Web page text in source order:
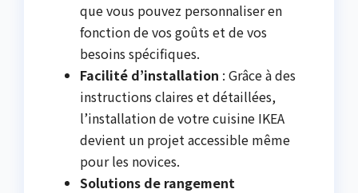
que vous pouvez personnaliser en
fonction de vos goûts et de vos
besoins spécifiques.
Facilité d’installation : Grâce à des
instructions claires et détaillées,
l’installation de votre cuisine IKEA
devient un projet accessible même
pour les novices.
Solutions de rangement